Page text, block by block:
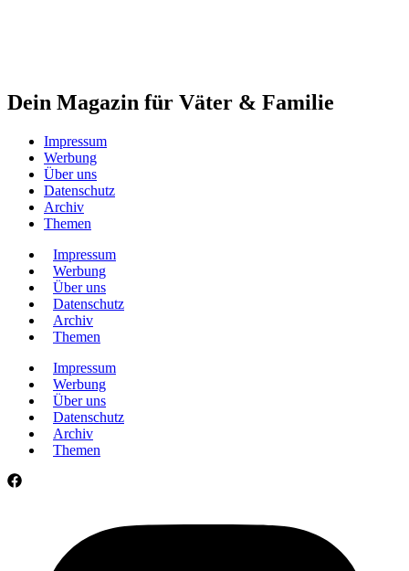
Dein Magazin für Väter & Familie
Impressum
Werbung
Über uns
Datenschutz
Archiv
Themen
Impressum
Werbung
Über uns
Datenschutz
Archiv
Themen
Impressum
Werbung
Über uns
Datenschutz
Archiv
Themen